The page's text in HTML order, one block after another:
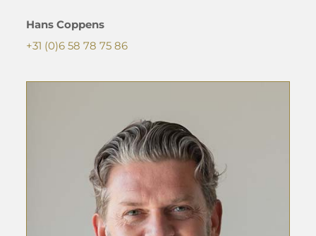
Hans Coppens
+31 (0)6 58 78 75 86